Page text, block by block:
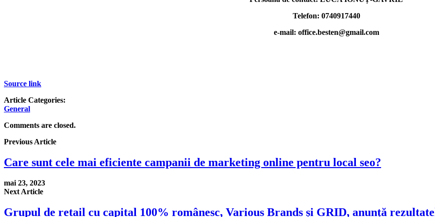
Telefon: 0740917440
e-mail: office.besten@gmail.com
Source link
Article Categories:
General
Comments are closed.
Previous Article
Care sunt cele mai eficiente campanii de marketing online pentru local seo?
mai 23, 2023
Next Article
Grupul de retail cu capital 100% românesc, Various Brands și GRID, anunță